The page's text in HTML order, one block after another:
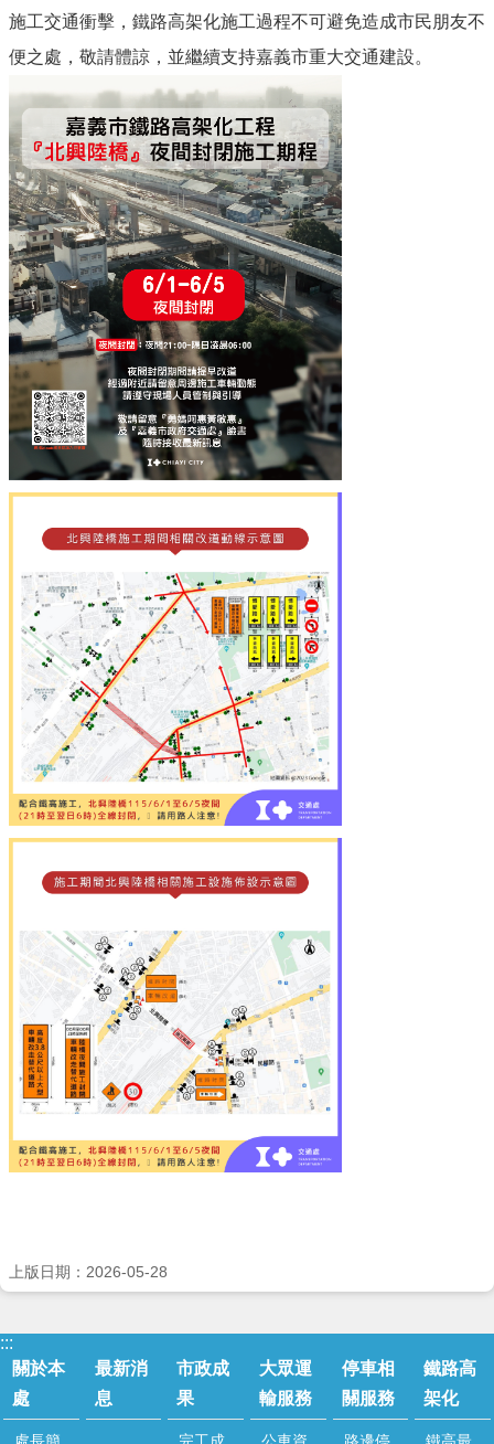
區
便
服
嘉
義
輕
軌
回
首
頁
網
站
導
覽
嘉
府
交
通
處
FB
資
訊
安
全
政
權
資
料
開
放
告
施工交通衝擊，鐵路高架化施工過程不可避免造成市民朋友不
便之處，敬請體諒，並繼續支持嘉義市重大交通建設。
上版日期：2026-05-28
:::
關於本
處
最新消
息
市政成
果
大眾運
輸服務
停車相
關服務
鐵路高
架化